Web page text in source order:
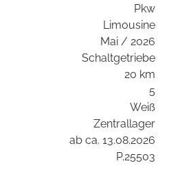
Pkw
Limousine
Mai / 2026
Schaltgetriebe
20 km
5
Weiß
Zentrallager
ab ca. 13.08.2026
P.25503